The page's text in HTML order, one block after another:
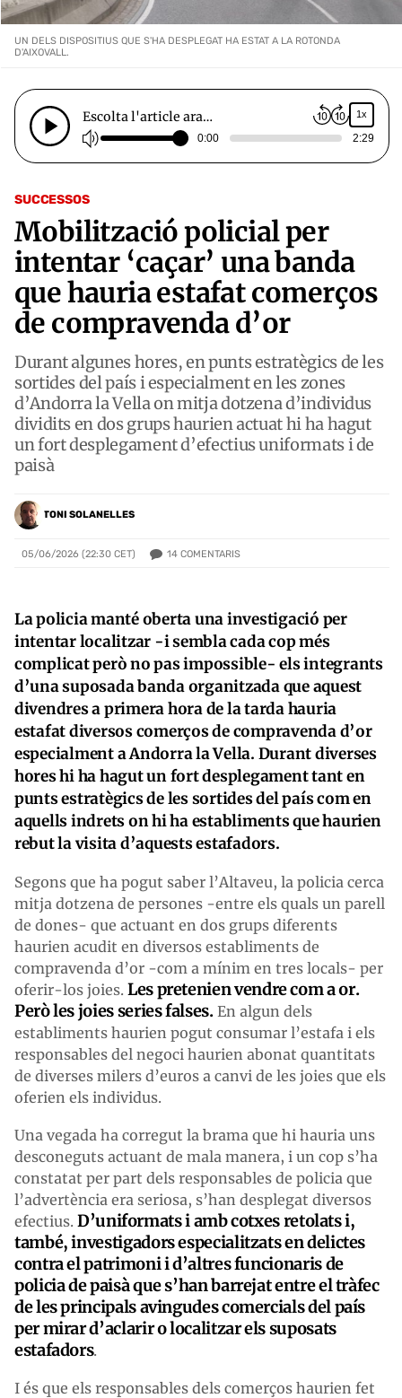
SUCCESSOS
Mobilització policial per
intentar ‘caçar’ una banda
que hauria estafat comerços
de compravenda d’or
Durant algunes hores, en punts estratègics de les
sortides del país i especialment en les zones
d’Andorra la Vella on mitja dotzena d’individus
dividits en dos grups haurien actuat hi ha hagut
un fort desplegament d’efectius uniformats i de
paisà
TONI SOLANELLES
05/06/2026 (22:30 CET) 14 COMENTARIS
UN DELS DISPOSITIUS QUE S'HA DESPLEGAT HA ESTAT A LA ROTONDA
D'AIXOVALL.
Escolta l'article ara… 1x
0:00 2:29
La policia manté oberta una investigació per
intentar localitzar -i sembla cada cop més
complicat però no pas impossible- els integrants
d’una suposada banda organitzada que aquest
divendres a primera hora de la tarda hauria
estafat diversos comerços de compravenda d’or
especialment a Andorra la Vella. Durant diverses
hores hi ha hagut un fort desplegament tant en
punts estratègics de les sortides del país com en
aquells indrets on hi ha establiments que haurien
rebut la visita d’aquests estafadors.
Segons que ha pogut saber l’Altaveu, la policia cerca
mitja dotzena de persones -entre els quals un parell
de dones- que actuant en dos grups diferents
haurien acudit en diversos establiments de
compravenda d’or -com a mínim en tres locals- per
oferir-los joies. Les pretenien vendre com a or.
Però les joies series falses.En algun dels
establiments haurien pogut consumar l’estafa i els
responsables del negoci haurien abonat quantitats
de diverses milers d’euros a canvi de les joies que els
oferien els individus.
Una vegada ha corregut la brama que hi hauria uns
desconeguts actuant de mala manera, i un cop s’ha
constatat per part dels responsables de policia que
l’advertència era seriosa, s’han desplegat diversos
efectius. D’uniformats i amb cotxes retolats i,
també, investigadors especialitzats en delictes
contra el patrimoni i d’altres funcionaris de
policia de paisà que s’han barrejat entre el tràfec
de les principals avingudes comercials del país
per mirar d’aclarir o localitzar els suposats
estafadors.
I és que els responsables dels comerços haurien fet